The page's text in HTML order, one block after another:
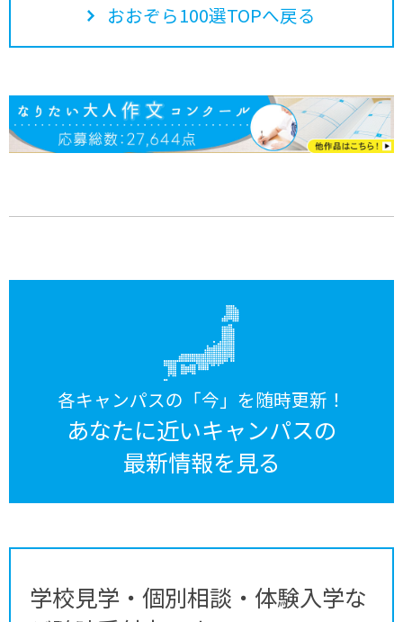
おおぞら100選TOPへ戻る
各キャンパスの「今」を随時更新！
あなたに近いキャンパスの
最新情報を見る
学校見学・個別相談・体験入学な